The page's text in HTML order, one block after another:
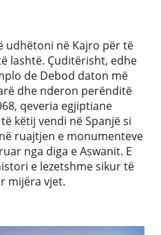
udhëtoni në Kajro për të
lashtë. Çuditërisht, edhe
de Debod daton më
dhe nderon perënditë
qeveria egjiptiane
këtij vendi në Spanjë si
ruajtjen e monumenteve
nga diga e Aswanit. E
e lezetshme sikur të
mijëra vjet.